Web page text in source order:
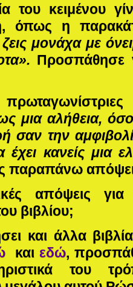
του κειμένου
όπως η
μονάχα με
Προσπάθησε
μια αλήθεια, όσο
σαν την
έχει κανείς μια
παραπάνω
απόψεις
βιβλίου;
και άλλα
και εδώ,
του